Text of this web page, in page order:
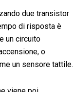
due transistor
di risposta è
un circuito
o
un sensore tattile.